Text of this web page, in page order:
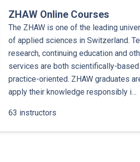
ZHAW Online Courses
The ZHAW is one of the leading
of applied sciences in Switzerland.
research, continuing education and
services are both scientifically-based
practice-oriented. ZHAW graduates
apply their knowledge responsibly i…
63 instructors